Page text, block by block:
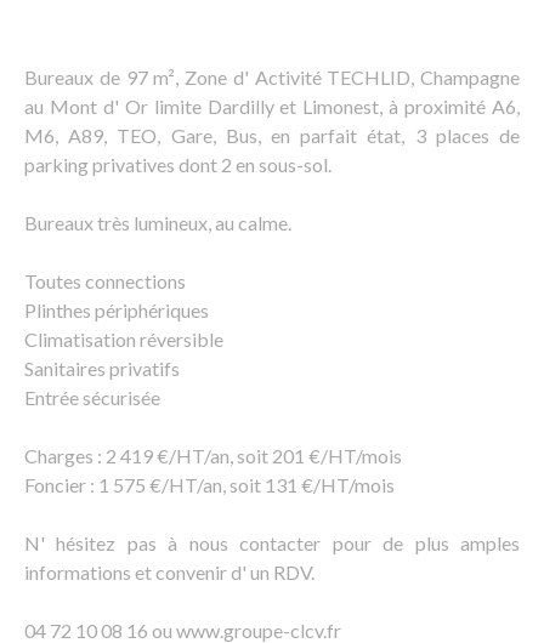
Bureaux de 97 m², Zone d' Activité TECHLID, Champagne
au Mont d' Or limite Dardilly et Limonest, à proximité A6,
M6, A89, TEO, Gare, Bus, en parfait état, 3 places de
parking privatives dont 2 en sous-sol.
Bureaux très lumineux, au calme.
Toutes connections
Plinthes périphériques
Climatisation réversible
Sanitaires privatifs
Entrée sécurisée
Charges : 2 419 €/HT/an, soit 201 €/HT/mois
Foncier : 1 575 €/HT/an, soit 131 €/HT/mois
N' hésitez pas à nous contacter pour de plus amples
informations et convenir d' un RDV.
04 72 10 08 16 ou www.groupe-clcv.fr